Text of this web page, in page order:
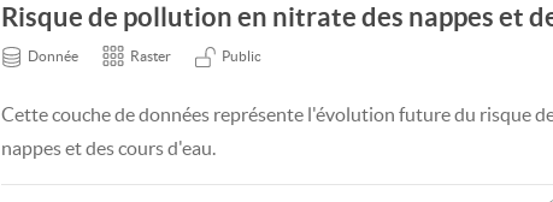
Risque de pollution en nitrate des nappes et
Donnée Raster Public
Cette couche de données représente l'évolution future du risque
nappes et des cours d'eau.